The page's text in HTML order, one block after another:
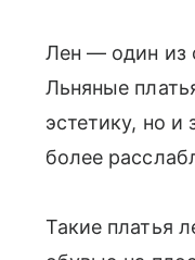
Лен — один из
Льняные
эстетику, но и
более
Такие платья